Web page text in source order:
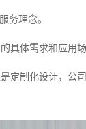
务理念。
具体需求和应用
定制化设计，公